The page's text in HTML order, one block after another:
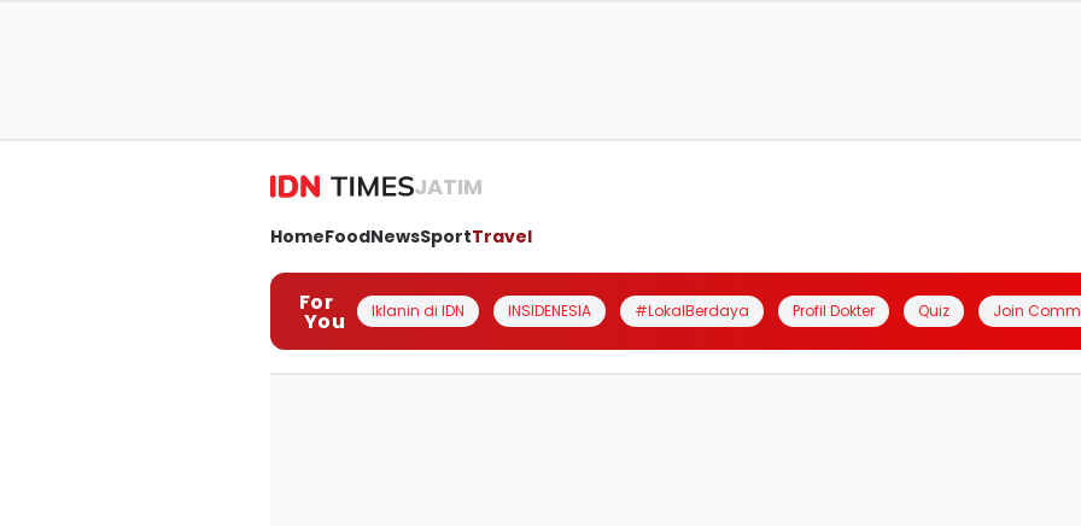
JATIM
HomeFoodNewsSportTravel
For
You Iklanin di IDN INSIDENESIA #LokalBerdaya Profil Dokter Quiz Join